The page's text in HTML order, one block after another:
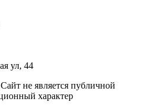
ул, 44
не является публичной
характер